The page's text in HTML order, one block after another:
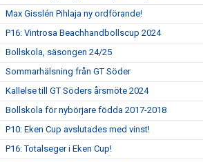
Max Gisslén Pihlaja ny ordförande!
P16: Vintrosa Beachhandbollscup 2024
Bollskola, säsongen 24/25
Sommarhälsning från GT Söder
Kallelse till GT Söders årsmöte 2024
Bollskola för nybörjare födda 2017-2018
P10: Eken Cup avslutades med vinst!
P16: Totalseger i Eken Cup!